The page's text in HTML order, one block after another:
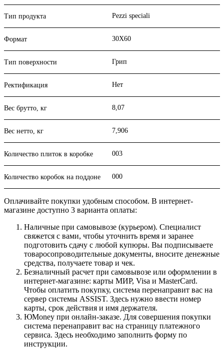
Тип продукта Pezzi speciali
Формат 30X60
Тип поверхности Грип
Ректификация Нет
Вес брутто, кг 8,07
Вес нетто, кг 7,906
Количество плиток в коробке 003
Количество коробок на поддоне 000
Оплачивайте покупки удобным способом. В интернет-
магазине доступно 3 варианта оплаты:
Наличные при самовывозе (курьером). Специалист
свяжется с вами, чтобы уточнить время и заранее
подготовить сдачу с любой купюры. Вы подписываете
товаросопроводительные документы, вносите денежные
средства, получаете товар и чек.
Безналичный расчет при самовывозе или оформлении в
интернет-магазине: карты МИР, Visa и MasterCard.
Чтобы оплатить покупку, система перенаправит вас на
сервер системы ASSIST. Здесь нужно ввести номер
карты, срок действия и имя держателя.
ЮMoney при онлайн-заказе. Для совершения покупки
система перенаправит вас на страницу платежного
сервиса. Здесь необходимо заполнить форму по
инструкции.